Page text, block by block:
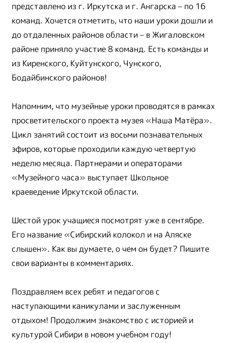
представлено из г. Иркутска и г. Ангарска – по 16
команд. Хочется отметить, что наши уроки дошли и
до отдаленных районов области – в Жигаловском
районе приняло участие 8 команд. Есть команды и
из Киренского, Куйтунского, Чунского,
Бодайбинского районов!
Напомним, что музейные уроки проводятся в рамках
просветительского проекта музея «Наша Матёра».
Цикл занятий состоит из восьми познавательных
эфиров, которые проходили каждую четвертую
неделю месяца. Партнерами и операторами
«Музейного часа» выступает Школьное
краеведение Иркутской области.
Шестой урок учащиеся посмотрят уже в сентябре.
Его название «Сибирский колокол и на Аляске
слышен». Как вы думаете, о чем он будет? Пишите
свои варианты в комментариях.
Поздравляем всех ребят и педагогов с
наступающими каникулами и заслуженным
отдыхом! Продолжим знакомство с историей и
культурой Сибири в новом учебном году!